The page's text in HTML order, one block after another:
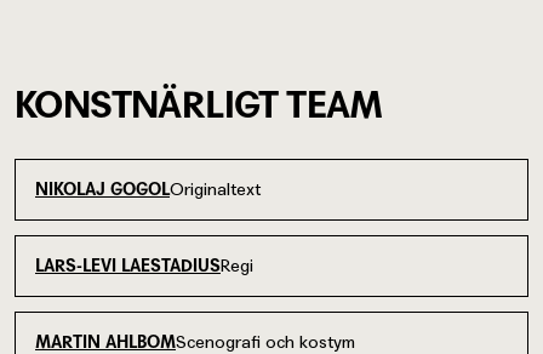
KONSTNÄRLIGT TEAM
NIKOLAJ GOGOLOriginaltext
LARS-LEVI LAESTADIUSRegi
MARTIN AHLBOMScenografi och kostym